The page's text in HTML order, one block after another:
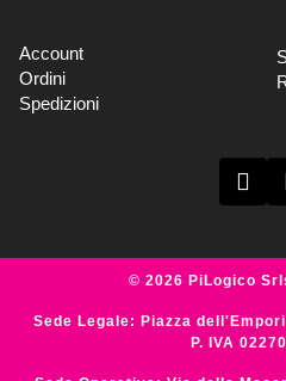
Account
Ordini
Spedizioni
© 2026 PiLogico
Sede Legale: Piazza
P. IVA